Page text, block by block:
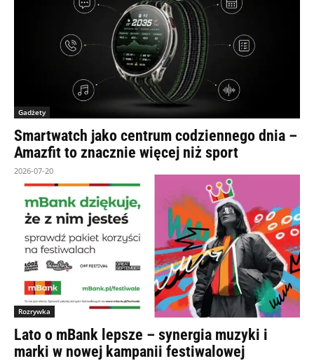
Gadżety
Smartwatch jako centrum codziennego dnia –
Amazfit to znacznie więcej niż sport
2026-07-20
Rozrywka
Lato o mBank lepsze – synergia muzyki i
marki w nowej kampanii festiwalowej